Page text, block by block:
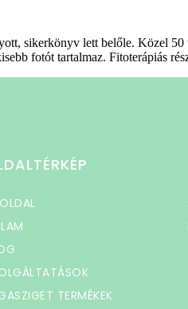
sikerkönyv lett belőle. Közel
fotót tartalmaz. Fitoterápiás
TERMÉKEK